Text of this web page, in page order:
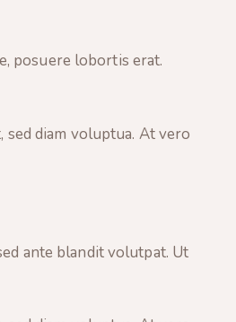
posuere lobortis erat.
diam voluptua. At vero
ante blandit volutpat. Ut